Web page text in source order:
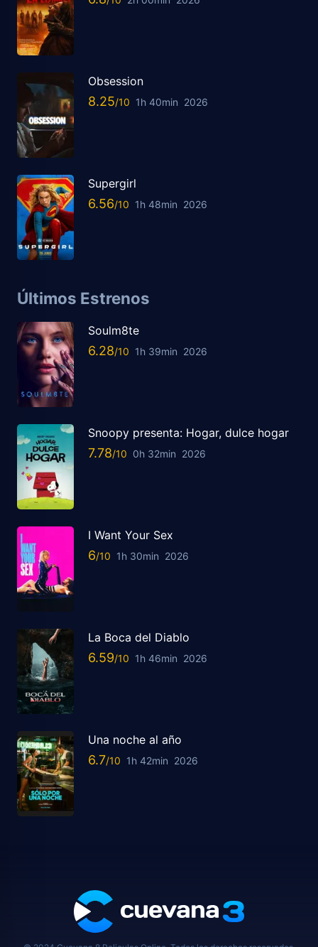
Obsession
8.25 1h 40min 2026
Supergirl
6.56 1h 48min 2026
Últimos Estrenos
Soulm8te
6.28 1h 39min 2026
Snoopy presenta: Hogar, dulce hogar
7.78 0h 32min 2026
I Want Your Sex
6 1h 30min 2026
La Boca del Diablo
6.59 1h 46min 2026
Una noche al año
6.7 1h 42min 2026